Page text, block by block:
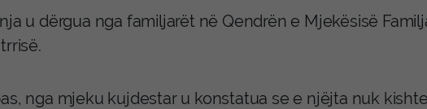
u dërgua nga familjarët në Qendrën e Mjekësisë
nga mjeku kujdestar u konstatua se e njëjta nuk